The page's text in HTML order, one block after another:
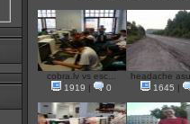
cobra.lv vs esc...
1919
| 0
headache
1645
|